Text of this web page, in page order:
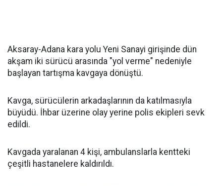
Aksaray-Adana kara yolu Yeni Sanayi girişinde dün
akşam iki sürücü arasında "yol verme" nedeniyle
başlayan tartışma kavgaya dönüştü.
Kavga, sürücülerin arkadaşlarının da katılmasıyla
büyüdü. İhbar üzerine olay yerine polis ekipleri sevk
edildi.
Kavgada yaralanan 4 kişi, ambulanslarla kentteki
çeşitli hastanelere kaldırıldı.